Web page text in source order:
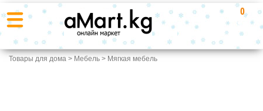
0
Товары для дома > Мебель > Мягкая мебель